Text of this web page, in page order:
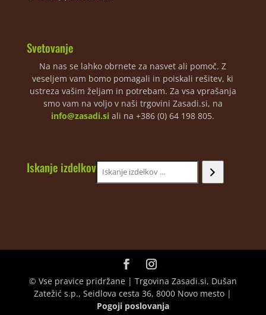
Svetovanje
Na nas se lahko obrnete za nasvet ali pomoč. Z
veseljem vam bomo pomagali in poiskali rešitev, ki
ustreza vašim željam in potrebam. Za vsa vprašanja
smo vam na voljo v naši trgovini Zasadi.si, na
info@zasadi.si ali na +386 (0) 64 198 805.
Iskanje izdelkov
© Vse pravice pridržane | Trgovina Zasadi.si, Dušan
Zatežić s.p., Seidlova cesta 36, 8000 Novo mesto |
Pogoji poslovanja